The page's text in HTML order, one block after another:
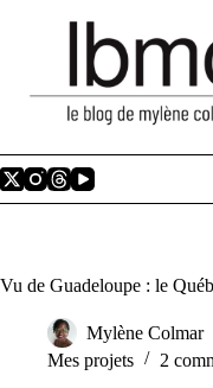
Vu de Guadeloupe : le
Mylène Colmar
Mes projets
2